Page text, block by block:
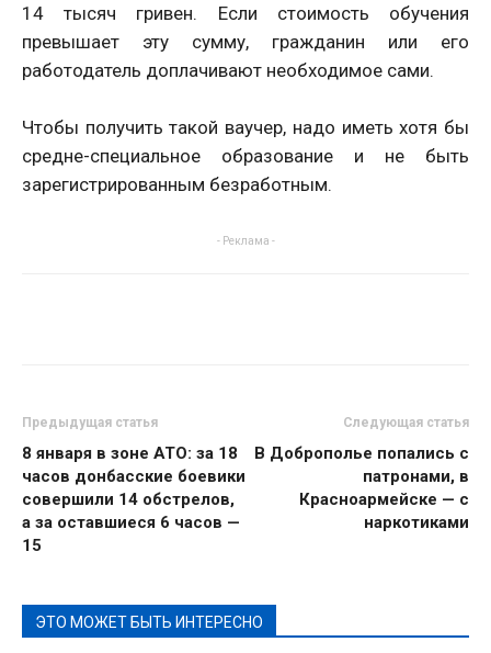
14 тысяч гривен. Если стоимость обучения
превышает эту сумму, гражданин или его
работодатель доплачивают необходимое сами.
Чтобы получить такой ваучер, надо иметь хотя бы
средне-специальное образование и не быть
зарегистрированным безработным.
- Реклама -
Предыдущая статья
8 января в зоне АТО: за 18
часов донбасские боевики
совершили 14 обстрелов,
а за оставшиеся 6 часов —
15
Следующая статья
В Доброполье попались с
патронами, в
Красноармейске — с
наркотиками
ЭТО МОЖЕТ БЫТЬ ИНТЕРЕСНО